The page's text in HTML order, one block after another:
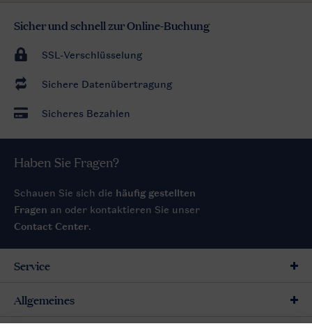
Sicher und schnell zur Online-Buchung
SSL-Verschlüsselung
Sichere Datenübertragung
Sicheres Bezahlen
Haben Sie Fragen?
Schauen Sie sich die häufig gestellten
Fragen an oder kontaktieren Sie unser
Contact Center.
Service
Allgemeines